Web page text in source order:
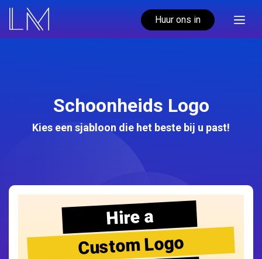
Huur ons in
Schoonheids Logo
Kies een sjabloon die het beste bij u past!
Hire a
Custom Logo